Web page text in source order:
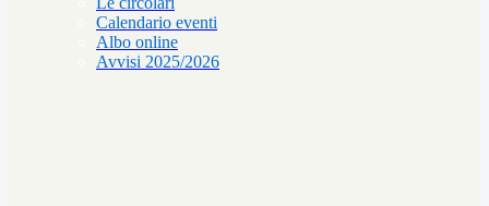
Calendario eventi
Albo online
Avvisi 2025/2026